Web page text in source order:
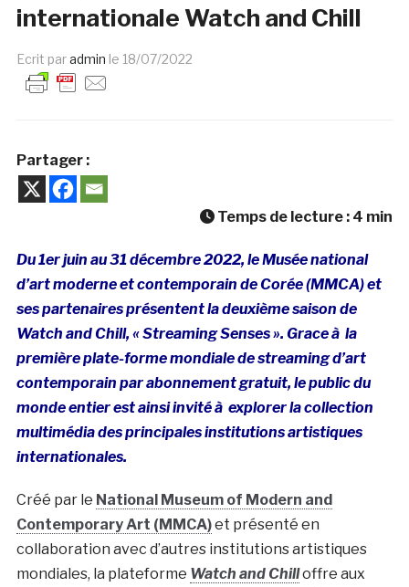
internationale Watch and Chill
Ecrit paradmin le 18/07/2022
Partager :
Temps de lecture : 4 min
Du 1er juin au 31 décembre 2022, le Musée national
d’art moderne et contemporain de Corée (MMCA) et
ses partenaires présentent la deuxième saison de
Watch and Chill, « Streaming Senses ». Grace à la
première plate-forme mondiale de streaming d’art
contemporain par abonnement gratuit, le public du
monde entier est ainsi invité à explorer la collection
multimédia des principales institutions artistiques
internationales.
Créé par le National Museum of Modern and
Contemporary Art (MMCA)et présenté en
collaboration avec d’autres institutions artistiques
mondiales, la plateforme Watch and Chilloffre aux